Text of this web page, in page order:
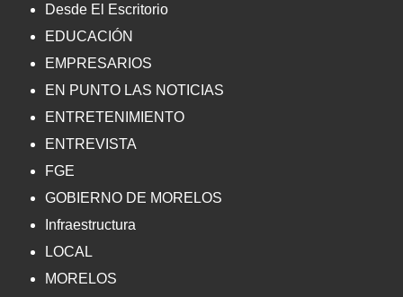
Desde El Escritorio
EDUCACIÓN
EMPRESARIOS
EN PUNTO LAS NOTICIAS
ENTRETENIMIENTO
ENTREVISTA
FGE
GOBIERNO DE MORELOS
Infraestructura
LOCAL
MORELOS